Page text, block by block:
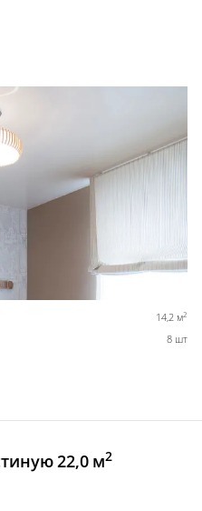
14,2 м2
8 шт
22,0 м2